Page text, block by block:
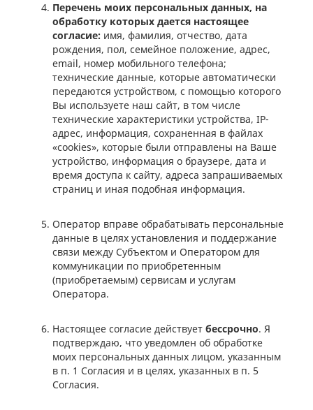
Перечень моих персональных данных, на
обработку которых дается настоящее
согласие: имя, фамилия, отчество, дата
рождения, пол, семейное положение, адрес,
email, номер мобильного телефона;
технические данные, которые автоматически
передаются устройством, с помощью которого
Вы используете наш сайт, в том числе
технические характеристики устройства, IP-
адрес, информация, сохраненная в файлах
«cookies», которые были отправлены на Ваше
устройство, информация о браузере, дата и
время доступа к сайту, адреса запрашиваемых
страниц и иная подобная информация.
Оператор вправе обрабатывать персональные
данные в целях установления и поддержание
связи между Субъектом и Оператором для
коммуникации по приобретенным
(приобретаемым) сервисам и услугам
Оператора.
Настоящее согласие действует бессрочно. Я
подтверждаю, что уведомлен об обработке
моих персональных данных лицом, указанным
в п. 1 Согласия и в целях, указанных в п. 5
Согласия.